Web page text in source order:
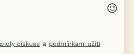
diskuse a podmínkami užití